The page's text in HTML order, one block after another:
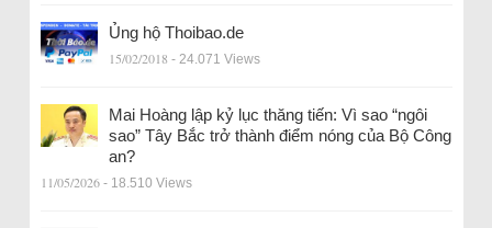
Ủng hộ Thoibao.de
15/02/2018 - 24.071 Views
Mai Hoàng lập kỷ lục thăng tiến: Vì sao “ngôi
sao” Tây Bắc trở thành điểm nóng của Bộ Công
an?
11/05/2026 - 18.510 Views